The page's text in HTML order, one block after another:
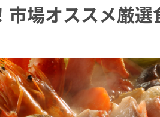
市場オススメ厳選